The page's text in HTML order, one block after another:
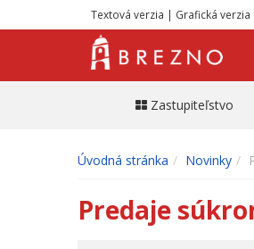
Textová verzia | Grafická verzia
Zastupiteľstvo
Úvodná stránka Novinky
Predaje